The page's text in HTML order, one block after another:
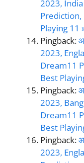
2023,
Prediction,
Playing 11
Pingback:
2023,
Dream11
Best
Pingback:
2023,
Dream11
Best
Pingback:
2023,